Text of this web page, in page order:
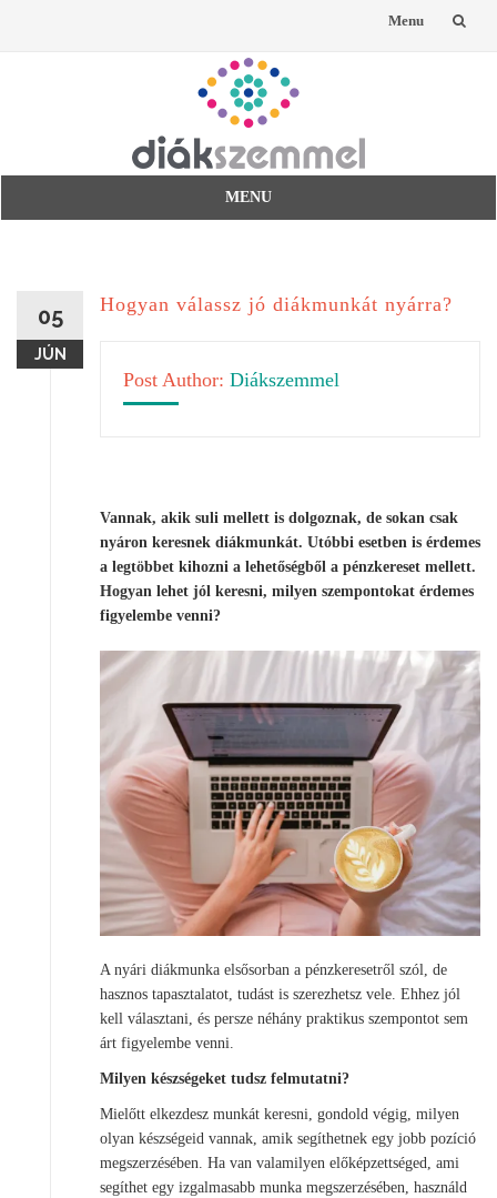
Menu
MENU
05
JÚN
Hogyan válassz jó diákmunkát nyárra?
Post Author: Diákszemmel
Vannak, akik suli mellett is dolgoznak, de sokan csak
nyáron keresnek diákmunkát. Utóbbi esetben is érdemes
a legtöbbet kihozni a lehetőségből a pénzkereset mellett.
Hogyan lehet jól keresni, milyen szempontokat érdemes
figyelembe venni?
A nyári diákmunka elsősorban a pénzkeresetről szól, de
hasznos tapasztalatot, tudást is szerezhetsz vele. Ehhez jól
kell választani, és persze néhány praktikus szempontot sem
árt figyelembe venni.
Milyen készségeket tudsz felmutatni?
Mielőtt elkezdesz munkát keresni, gondold végig, milyen
olyan készségeid vannak, amik segíthetnek egy jobb pozíció
megszerzésében. Ha van valamilyen előképzettséged, ami
segíthet egy izgalmasabb munka megszerzésében, használd